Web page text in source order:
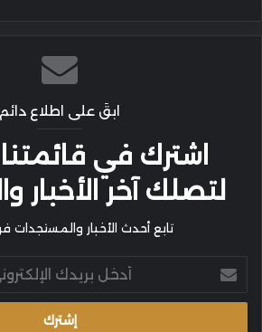
ابقَ على اطلاع دائم
اشترك في قائمتنا
لتصلك آخر الأخبار
تابع أحدث الأخبار والمستجدات
بريدك
الإلكتروني